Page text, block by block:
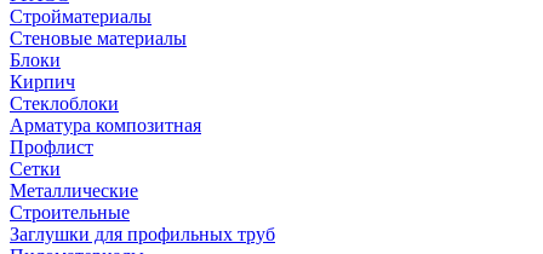
Стройматериалы
Стеновые материалы
Блоки
Кирпич
Стеклоблоки
Арматура композитная
Профлист
Сетки
Металлические
Строительные
Заглушки для профильных труб